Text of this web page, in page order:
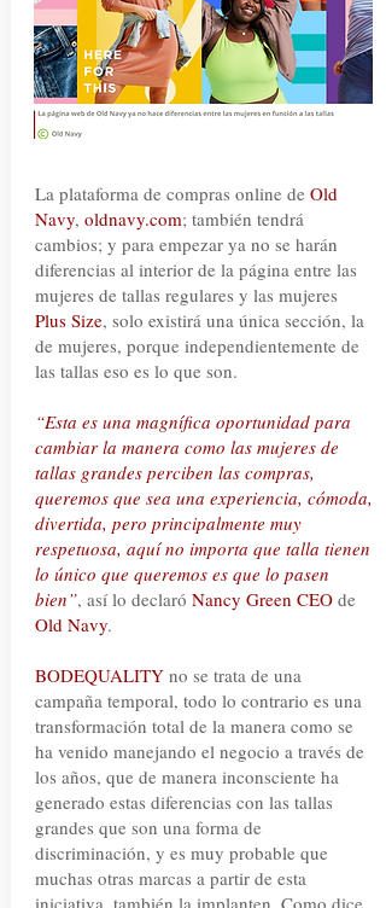
La plataforma de compras online de Old
Navy, oldnavy.com; también tendrá
cambios; y para empezar ya no se harán
diferencias al interior de la página entre las
mujeres de tallas regulares y las mujeres
Plus Size, solo existirá una única sección, la
de mujeres, porque independientemente de
las tallas eso es lo que son.
“Esta es una magnífica oportunidad para
cambiar la manera como las mujeres de
tallas grandes perciben las compras,
queremos que sea una experiencia, cómoda,
divertida, pero principalmente muy
respetuosa, aquí no importa que talla tienen
lo único que queremos es que lo pasen
bien”, así lo declaró Nancy Green CEOde
Old Navy.
BODEQUALITYno se trata de una
campaña temporal, todo lo contrario es una
transformación total de la manera como se
ha venido manejando el negocio a través de
los años, que de manera inconsciente ha
generado estas diferencias con las tallas
grandes que son una forma de
discriminación, y es muy probable que
muchas otras marcas a partir de esta
iniciativa, también la implanten. Como dice